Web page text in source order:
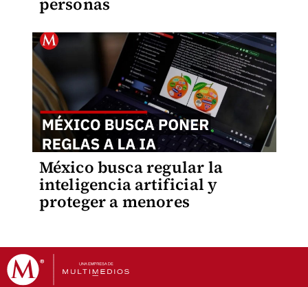
México busca regular la
inteligencia artificial y
proteger a menores